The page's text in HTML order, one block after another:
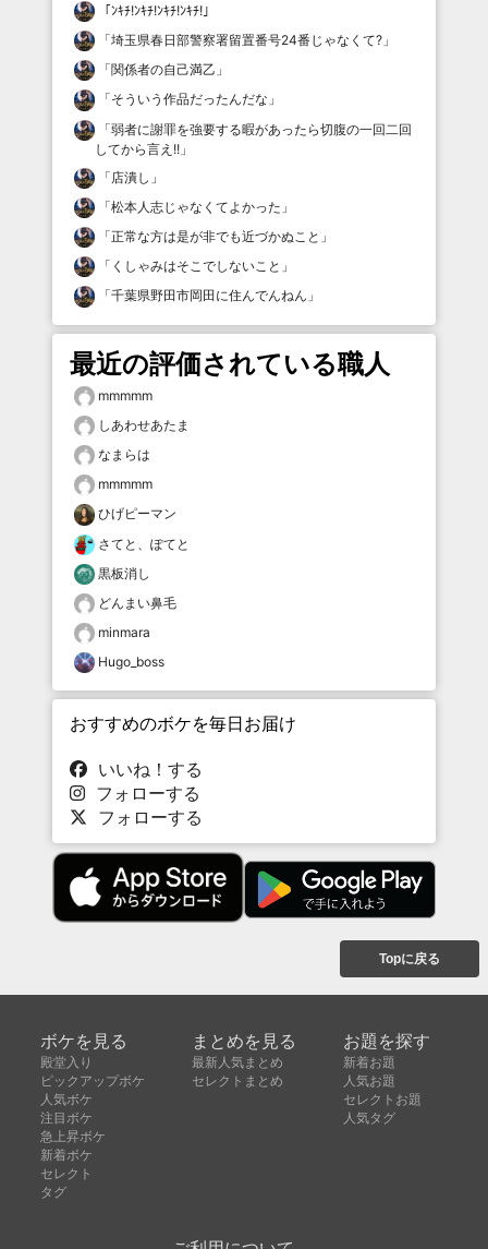
「ﾝｷﾁ!ﾝｷﾁ!ﾝｷﾁ!ﾝｷﾁ! 」
「埼玉県春日部警察署留置番号24番じゃなくて? 」
「関係者の自己満乙 」
「そういう作品だったんだな 」
「弱者に謝罪を強要する暇があったら切腹の一回二回
してから言え!! 」
「 店潰し 」
「松本人志じゃなくてよかった 」
「正常な方は是が非でも近づかぬこと 」
「 くしゃみはそこでしないこと 」
「千葉県野田市岡田に住んでんねん 」
最近の評価されている職人
mmmmm
しあわせあたま
なまらは
mmmmm
ひげピーマン
さてと、ぽてと
黒板消し
どんまい鼻毛
minmara
Hugo_boss
おすすめのボケを毎日お届け
いいね！する
フォローする
フォローする
Topに戻る
ボケを見る
殿堂入り
ピックアップボケ
人気ボケ
注目ボケ
急上昇ボケ
新着ボケ
セレクト
タグ
まとめを見る
最新人気まとめ
セレクトまとめ
お題を探す
新着お題
人気お題
セレクトお題
人気タグ